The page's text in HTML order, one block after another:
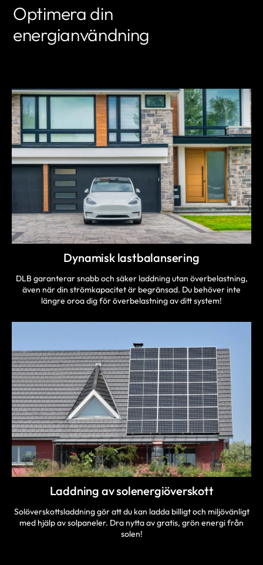
Optimera din
energianvändning
Dynamisk lastbalansering
DLB garanterar snabb och säker laddning utan överbelastning,
även när din strömkapacitet är begränsad. Du behöver inte
längre oroa dig för överbelastning av ditt system!
Laddning av solenergiöverskott
Solöverskottsladdning gör att du kan ladda billigt och miljövänligt
med hjälp av solpaneler. Dra nytta av gratis, grön energi från
solen!